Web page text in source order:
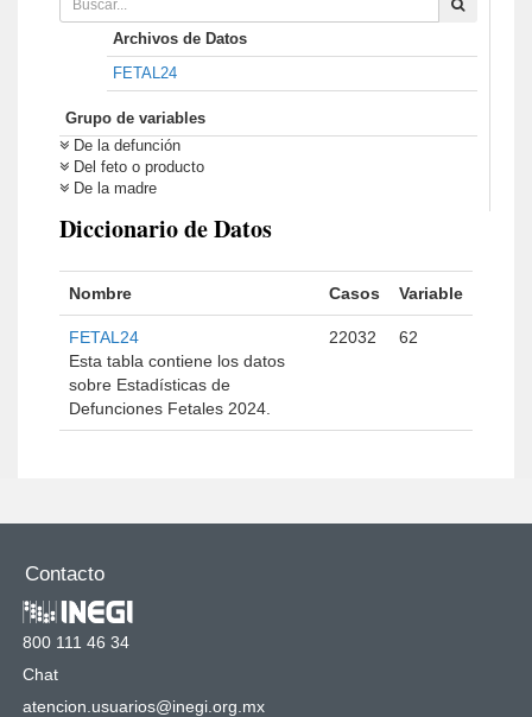
Archivos de Datos
FETAL24
Grupo de variables
De la defunción
Del feto o producto
De la madre
Diccionario de Datos
Nombre Casos Variable
FETAL24
Esta tabla contiene los datos
sobre Estadísticas de
Defunciones Fetales 2024.
22032 62
Contacto
800 111 46 34
Chat
atencion.usuarios@inegi.org.mx